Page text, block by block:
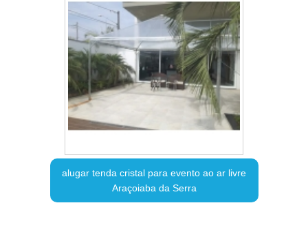
alugar tenda cristal para evento ao ar livre
Araçoiaba da Serra